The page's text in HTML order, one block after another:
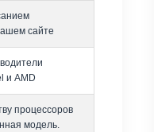
сайте
и AMD
процессоров
модель.